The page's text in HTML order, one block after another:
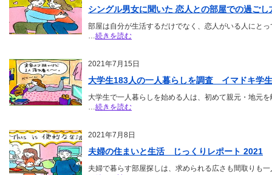
シングル男女に聞いた 恋人との部屋での過ご
部屋は自分が生活するだけでなく、恋人がいる人にと
…続きを読む
2021年7月15日
大学生183人の一人暮らしを調査 イマドキ学
大学生で一人暮らしを始める人は、初めて親元・地元
…続きを読む
2021年7月8日
夫婦の住まいと生活 じっくりレポート 2021
夫婦で暮らす部屋探しは、求められる広さも間取りも